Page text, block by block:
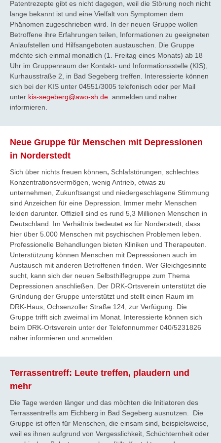
Patentrezepte gibt es nicht dagegen, weil die Störung noch nicht
lange bekannt ist und eine Vielfalt von Symptomen dem
Phänomen zugeschrieben wird. In der neuen Gruppe wollen
Betroffene ihre Erfahrungen teilen, Informationen zu geeigneten
Anlaufstellen und Hilfsangeboten austauschen. Die Gruppe
möchte sich einmal monatlich (1. Freitag eines Monats) ab 18
Uhr im Gruppenraum der Kontakt- und Informationsstelle (KIS),
Kurhausstraße 2, in Bad Segeberg treffen. Interessierte können
sich bei der KIS unter 04551/3005 telefonisch oder per Mail
unter kis-segeberg@awo-sh.de anmelden und näher
informieren.
Neue Gruppe für Menschen mit Depressionen
in Norderstedt
Sich über nichts freuen können, Schlafstörungen, schlechtes
Konzentrationsvermögen, wenig Antrieb, etwas zu
unternehmen, Zukunftsangst und niedergeschlagene Stimmung
sind Anzeichen für eine Depression. Immer mehr Menschen
leiden darunter. Offiziell sind es rund 5,3 Millionen Menschen in
Deutschland. Im Verhältnis bedeutet es für Norderstedt, dass
hier über 5.000 Menschen mit psychischen Problemen leben.
Professionelle Behandlungen bieten Kliniken und Therapeuten.
Unterstützung können Menschen mit Depressionen auch im
Austausch mit anderen Betroffenen finden. Wer Gleichgesinnte
sucht, kann sich der neuen Selbsthilfegruppe zum Thema
Depressionen anschließen. Der DRK-Ortsverein unterstützt die
Gründung der Gruppe unterstützt und stellt einen Raum im
DRK-Haus, Ochsenzoller Straße 124, zur Verfügung. Die
Gruppe trifft sich zweimal im Monat. Interessierte können sich
beim DRK-Ortsverein unter der Telefonnummer 040/5231826
näher informieren und anmelden.
Terrassentreff: Leute treffen, plaudern und
mehr
Die Tage werden länger und das möchten die Initiatoren des
Terrassentreffs am Eichberg in Bad Segeberg ausnutzen. Die
Gruppe ist offen für Menschen, die einsam sind, beispielsweise,
weil es ihnen aufgrund von Vergesslichkeit, Schüchternheit oder